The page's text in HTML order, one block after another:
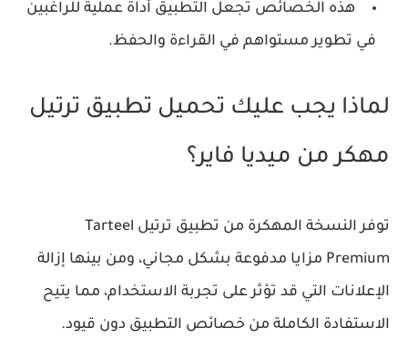
هذه الخصائص تجعل التطبيق أداة عملية للراغبين
في تطوير مستواهم في القراءة والحفظ.
لماذا يجب عليك تحميل تطبيق ترتيل
مهكر من ميديا فاير؟
توفر النسخة المهكرة من تطبيق ترتيل Tarteel
Premium مزايا مدفوعة بشكل مجاني، ومن بينها إزالة
الإعلانات التي قد تؤثر على تجربة الاستخدام، مما يتيح
الاستفادة الكاملة من خصائص التطبيق دون قيود.